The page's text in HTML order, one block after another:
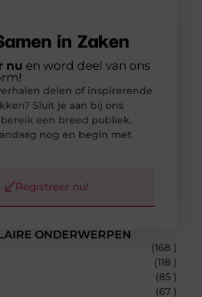
ONDERWERPEN
(168 )
(118 )
(85 )
(67 )
nu en word deel van ons
delen of inspirerende
Sluit je aan bij ons
een breed publiek.
nog en begin met
Registreer nu!